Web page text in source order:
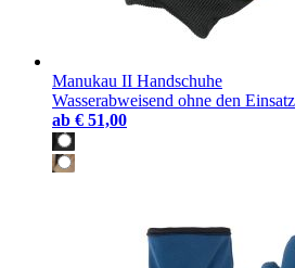
Manukau II Handschuhe
Wasserabweisend ohne den
ab € 51,00